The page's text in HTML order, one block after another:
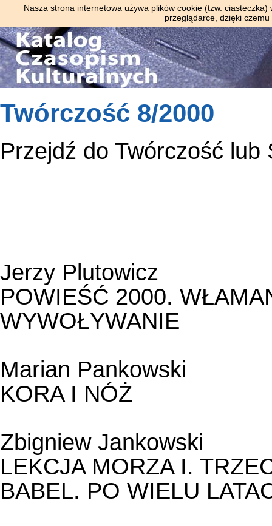
Nasza strona internetowa używa plików cookie (tzw.
przeglądarce, dzięki
Twórczość 8/2000
Przejdź do Twórczość lub
Jerzy Plutowicz
POWIEŚĆ 2000.
WYWOŁYWANIE
Marian Pankowski
KORA I NÓŻ
Zbigniew Jankowski
LEKCJA MORZA I.
BABEL. PO WIELU